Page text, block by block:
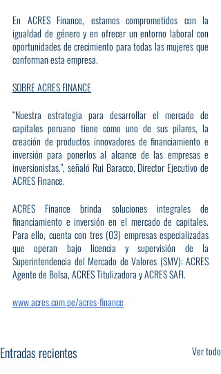
En ACRES Finance, estamos comprometidos con la
igualdad de género y en ofrecer un entorno laboral con
oportunidades de crecimiento para todas las mujeres que
conforman esta empresa.
SOBRE ACRES FINANCE
“Nuestra estrategia para desarrollar el mercado de
capitales peruano tiene como uno de sus pilares, la
creación de productos innovadores de financiamiento e
inversión para ponerlos al alcance de las empresas e
inversionistas.", señaló Rui Baracco, Director Ejecutivo de
ACRES Finance.
ACRES Finance brinda soluciones integrales de
financiamiento e inversión en el mercado de capitales.
Para ello, cuenta con tres (03) empresas especializadas
que operan bajo licencia y supervisión de la
Superintendencia del Mercado de Valores (SMV): ACRES
Agente de Bolsa, ACRES Titulizadora y ACRES SAFI.
www.acres.com.pe/acres-finance
Entradas recientes Ver todo